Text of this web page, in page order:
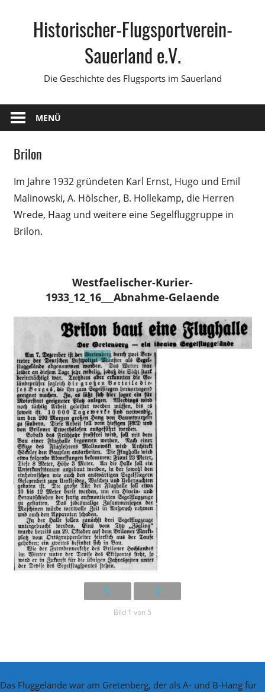
springenHistorischer-Flugsportverein-
Sauerland e.V.
Die Geschichte des Flugsports im Sauerland
MENÜ
Brilon
Im Jahre 1932 gründeten Karl Ernst, Hugo und Emil
Malinowski, A. Hölscher, B. Hollekamp, die Herren
Wrede, Haag und weitere eine Segelfluggruppe in
Brilon.
Westfaelischer-Kurier-
1933_12_16___Abnahme-Gelaende
Bild 1 von 5
Das Fluggelände war am Gretenberg, der als A- und B-Hang für